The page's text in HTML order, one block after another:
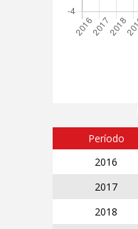
Período
2016
2017
2018